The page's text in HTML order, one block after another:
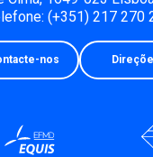
(+351) 217 270
nos